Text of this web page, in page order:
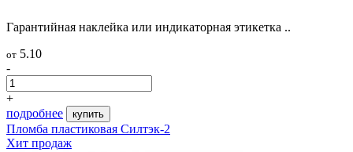
Гарантийная наклейка или индикаторная этикетка ..
от 5.10
-
+
подробнее
купить
Пломба пластиковая Силтэк-2
Хит продаж